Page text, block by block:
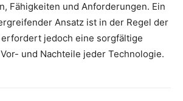
Fähigkeiten und Anforderungen. Ein
Ansatz ist in der Regel der
jedoch eine sorgfältige
und Nachteile jeder Technologie.